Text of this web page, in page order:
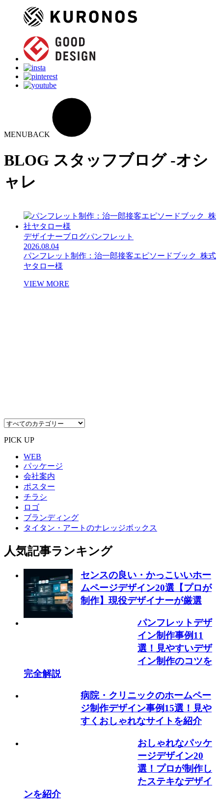
MENUBACK
BLOG スタッフブログ -オシ
ャレ
デザイナーブログパンフレット
2026.08.04
パンフレット制作：治一郎接客エピソードブック_株式
ヤタロー様
VIEW MORE
PICK UP
WEB
パッケージ
会社案内
ポスター
チラシ
ロゴ
ブランディング
タイタン・アートのナレッジボックス
人気記事ランキング
センスの良い・かっこいいホー
ムページデザイン20選【プロが
制作】現役デザイナーが厳選
パンフレットデザ
イン制作事例11
選！見やすいデザ
イン制作のコツを
完全解説
病院・クリニックのホームペー
ジ制作デザイン事例15選！見や
すくおしゃれなサイトを紹介
おしゃれなパッケ
ージデザイン20
選！プロが制作し
たステキなデザイ
ンを紹介